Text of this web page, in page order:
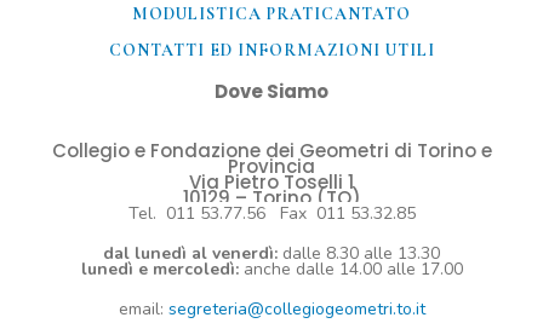
MODULISTICA PRATICANTATO
CONTATTI ED INFORMAZIONI UTILI​
Dove Siamo
Collegio e Fondazione dei Geometri di Torino e
Provincia
Via Pietro Toselli 1
10129 – Torino (TO)
Tel. 011 53.77.56 Fax 011 53.32.85
dal lunedì al venerdì: dalle 8.30 alle 13.30
lunedì e mercoledì: anche dalle 14.00 alle 17.00
email: segreteria@collegiogeometri.to.it